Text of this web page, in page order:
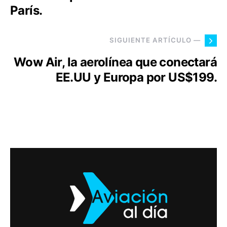
París.
SIGUIENTE ARTÍCULO —
Wow Air, la aerolínea que conectará
EE.UU y Europa por US$199.